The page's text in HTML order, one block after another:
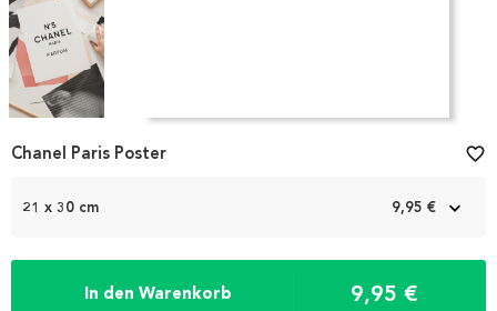
1
21 x 30 cm 9,95 €
In den Warenkorb 9,95 €
Chanel Paris Poster favorite_border